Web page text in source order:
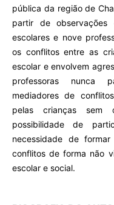
pública da região de
partir de
escolares e nove
os conflitos entre as
escolar e envolvem
professoras nunca
mediadores de
pelas crianças sem
possibilidade de
necessidade de
conflitos de forma não
escolar e social.